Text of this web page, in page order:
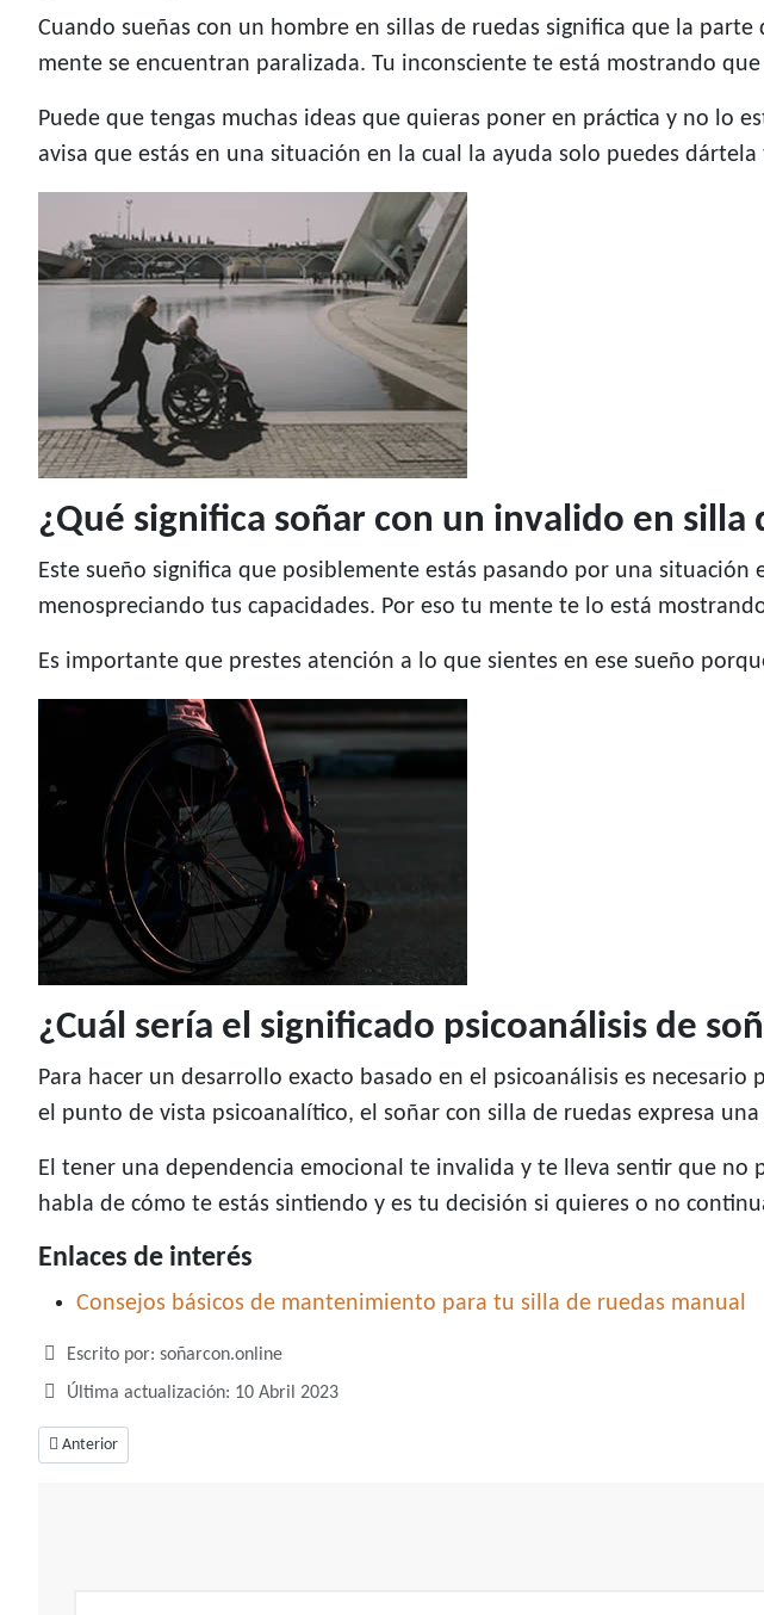
Cuando sueñas con un hombre en sillas de ruedas significa que la
mente se encuentran paralizada. Tu inconsciente te está mostrando
Puede que tengas muchas ideas que quieras poner en práctica y no lo
avisa que estás en una situación en la cual la ayuda solo puedes
¿Qué significa soñar con un invalido en silla
Este sueño significa que posiblemente estás pasando por una
menospreciando tus capacidades. Por eso tu mente te lo está
Es importante que prestes atención a lo que sientes en ese sueño
¿Cuál sería el significado psicoanálisis de
Para hacer un desarrollo exacto basado en el psicoanálisis es
el punto de vista psicoanalítico, el soñar con silla de ruedas expresa
El tener una dependencia emocional te invalida y te lleva sentir que
habla de cómo te estás sintiendo y es tu decisión si quieres o no
Enlaces de interés
Consejos básicos de mantenimiento para tu silla de ruedas manual
Detalles
Escrito por: soñarcon.online
Última actualización: 10 Abril 2023
Artículo anterior: Soñar con sirenas, una confusión de circunstancias en tu vida
Anterior